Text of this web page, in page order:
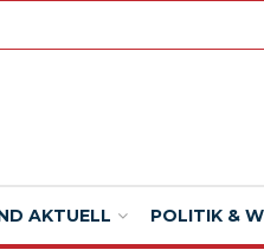
AKTUELL POLITIK &